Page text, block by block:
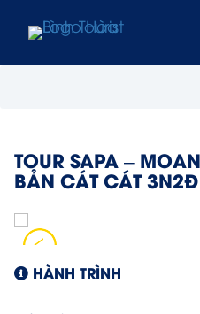
TOUR SAPA –
BẢN CÁT CÁT
HÀNH TRÌNH